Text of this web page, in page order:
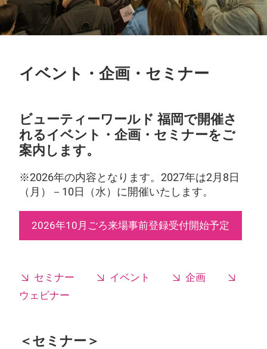
イベント・企画・セミナー
ビューティーワールド 福岡で開催さ
れるイベント・企画・セミナーをご
案内します。
※2026年の内容となります。2027年は2月8日
（月）－10日（水）に開催いたします。
2026年10月ごろ来場事前登録受付開始予定
セミナー イベント
企画
ウェビナー
＜セミナー＞